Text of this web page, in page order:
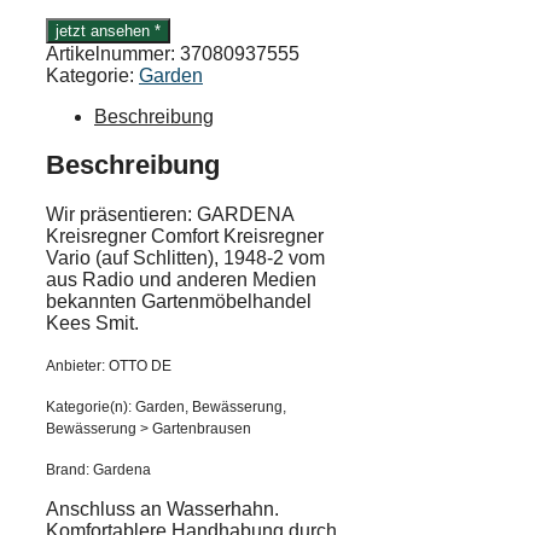
jetzt ansehen *
Artikelnummer: 37080937555
Kategorie: Garden
Beschreibung
Beschreibung
Wir präsentieren: GARDENA
Kreisregner Comfort Kreisregner
Vario (auf Schlitten), 1948-2 vom
aus Radio und anderen Medien
bekannten Gartenmöbelhandel
Kees Smit.
Anbieter: OTTO DE
Kategorie(n): Garden, Bewässerung,
Bewässerung > Gartenbrausen
Brand: Gardena
Anschluss an Wasserhahn.
Komfortablere Handhabung durch